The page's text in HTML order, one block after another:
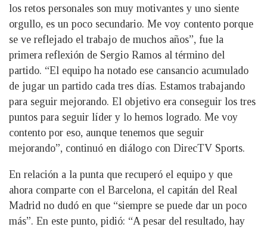
los retos personales son muy motivantes y uno siente
orgullo, es un poco secundario. Me voy contento porque
se ve reflejado el trabajo de muchos años”, fue la
primera reflexión de Sergio Ramos al término del
partido. “El equipo ha notado ese cansancio acumulado
de jugar un partido cada tres días. Estamos trabajando
para seguir mejorando. El objetivo era conseguir los tres
puntos para seguir líder y lo hemos logrado. Me voy
contento por eso, aunque tenemos que seguir
mejorando”, continuó en diálogo con DirecTV Sports.
En relación a la punta que recuperó el equipo y que
ahora comparte con el Barcelona, el capitán del Real
Madrid no dudó en que “siempre se puede dar un poco
más”. En este punto, pidió: “A pesar del resultado, hay